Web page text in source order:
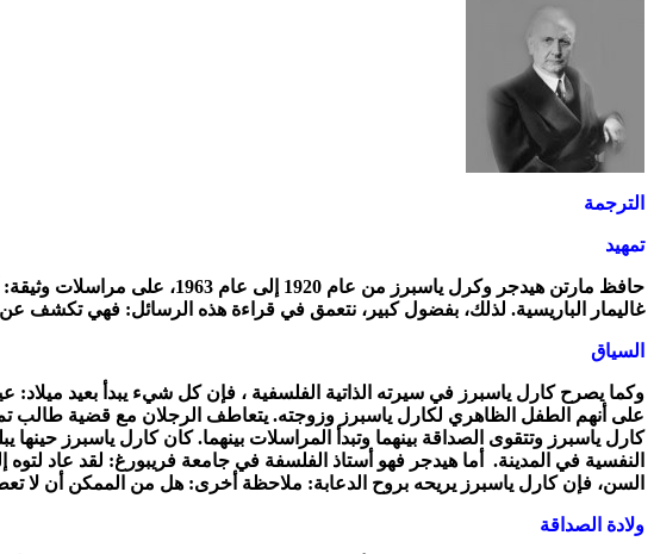
الترجمة
تمهيد
غاليمار الباريسية. لذلك، بفضول كبير، نتعمق في قراءة هذه الرسائل: فهي تكشف
السياق
وكما يصرح كارل ياسبرز في سيرته الذاتية الفلسفية ، فإن كل شيء يبدأ بعيد
على أنهم الطفل الظاهري لكارل ياسبرز وزوجته. يتعاطف الرجلان مع قضية طالب
السن، فإن كارل ياسبرز يريحه بروح الدعابة: ملاحظة أخرى: هل من الممكن أن لا
ولادة الصداقة